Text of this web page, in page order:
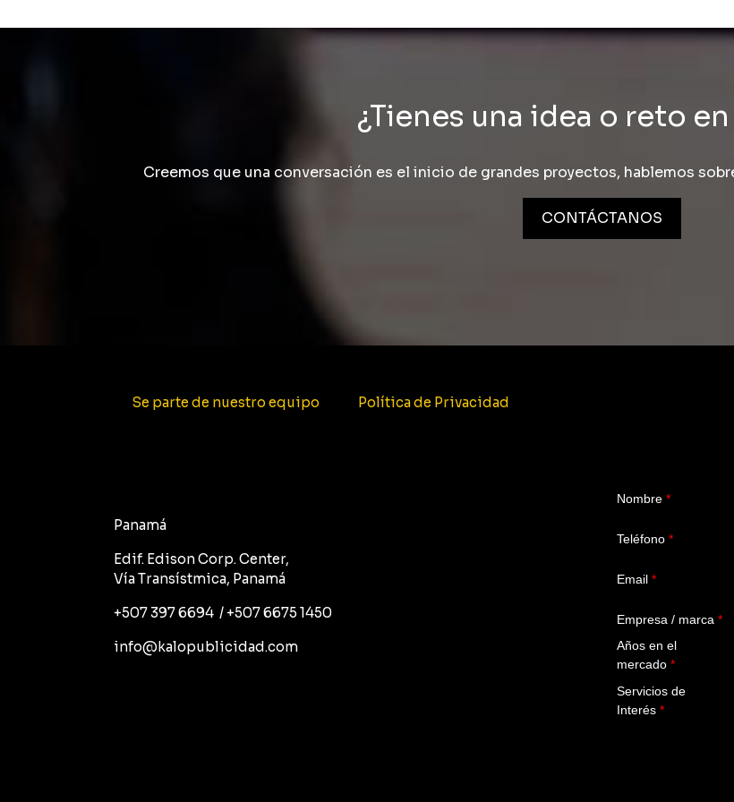
¿Tienes una idea o reto
Creemos que una conversación es el inicio de grandes proyectos, hablemos
CONTÁCTANOS
Se parte de nuestro equipo Política de Privacidad
Panamá
Edif. Edison Corp. Center,
Vía Transístmica, Panamá
+507 397 6694 / +507 6675 1450
info@kalopublicidad.com